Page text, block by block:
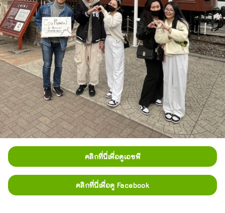
คลิกที่นี่เพื่อดูเอชพี
คลิกที่นี่เพื่อดู Facebook